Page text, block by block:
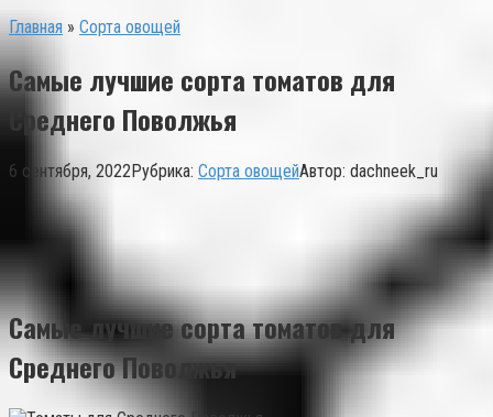
Главная » Сорта овощей
Самые лучшие сорта томатов для
Среднего Поволжья
6 сентября, 2022Рубрика: Сорта овощейАвтор: dachneek_ru
Самые лучшие сорта томатов для
Среднего Поволжья